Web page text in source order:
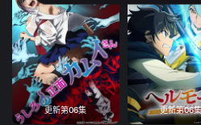
更新第06集 更新第06集